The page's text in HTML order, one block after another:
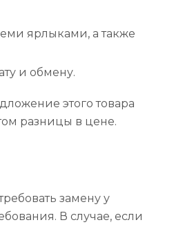
ярлыками, а также
и обмену.
этого товара
разницы в цене.
замену у
В случае, если